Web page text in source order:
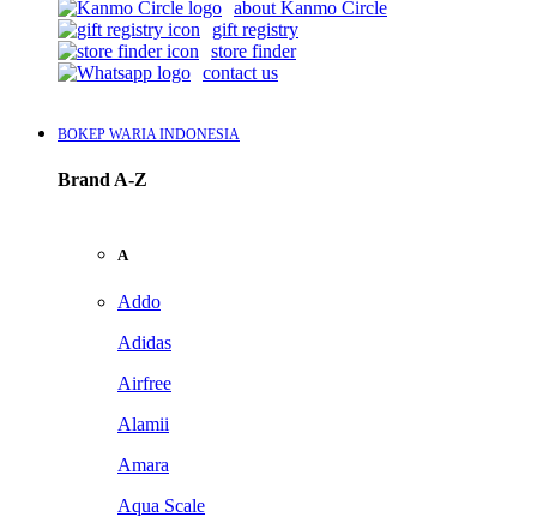
about Kanmo Circle
gift registry
store finder
contact us
BOKEP WARIA INDONESIA
Brand A-Z
A
Addo
Adidas
Airfree
Alamii
Amara
Aqua Scale